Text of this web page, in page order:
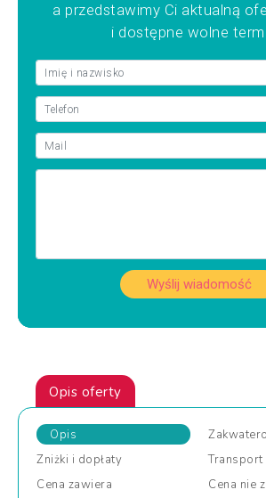
a przedstawimy Ci aktualną
i dostępne wolne
Wyślij wiadomość
Opis oferty
Opis
Zniżki i dopłaty
Transport
Cena zawiera Cena nie